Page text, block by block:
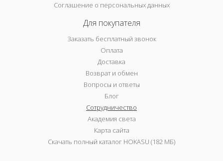
Соглашение о персональных данных
Для покупателя
Заказать бесплатный звонок
Оплата
Доставка
Возврат и обмен
Вопросы и ответы
Блог
Сотрудничество
Академия света
Карта сайта
Скачать полный каталог HOKASU (182 МБ)